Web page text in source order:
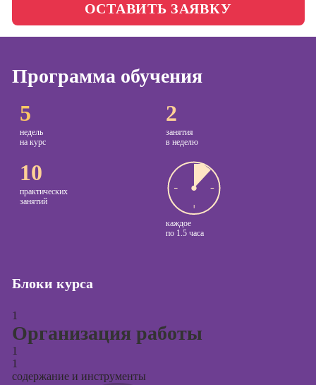
Онлайн-обучение Курсы
ОСТАВИТЬ ЗАЯВКУ
Программа обучения
5
недель
на курс
2
занятия
в неделю
10
практических
занятий
каждое
по 1.5 часа
Блоки курса
1
Организация работы
1
1
содержание и инструменты